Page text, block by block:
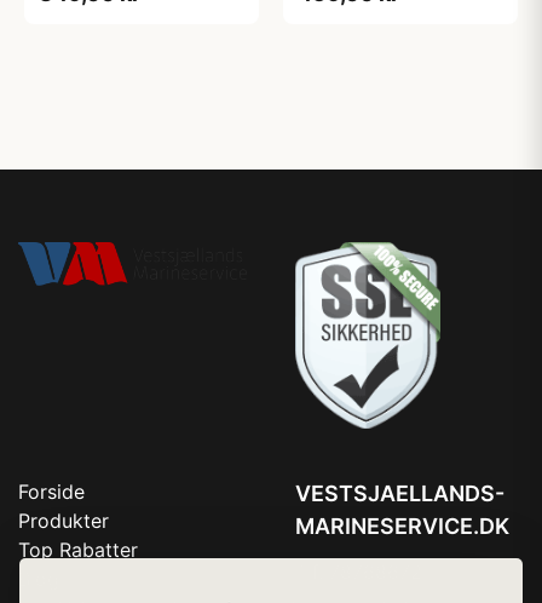
Forside
Produkter
Top Rabatter
VESTSJAELLANDS-
MARINESERVICE.DK